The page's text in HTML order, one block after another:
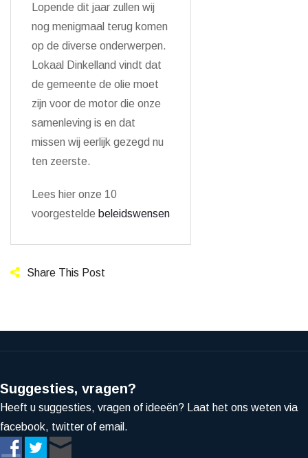
Lopende dit jaar zullen wij
nog menigmaal terug komen
op de diverse onderwerpen.
Lokaal Dinkelland vindt dat
de gemeente de olie moet
zijn voor de motor die onze
samenleving is en dat
missen wij eerlijk gezegd nu
ten zeerste.
Lees hier onze 10
voorgestelde beleidswensen
Share This Post
Suggesties, vragen?
Heeft u suggesties, vragen of ideeën? Laat het ons weten via
facebook, twitter of email.